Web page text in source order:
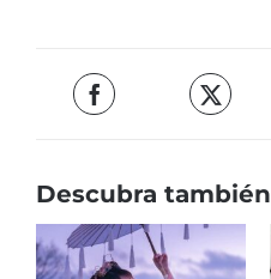
Descubra también